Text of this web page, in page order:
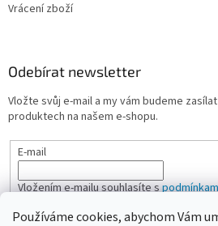
Používáme cookies, abychom Vám
Vrácení zboží
Odebírat newsletter
Vložte svůj e-mail a my vám budeme
produktech na našem e-shopu.
E-mail
Vložením e-mailu souhlasíte s